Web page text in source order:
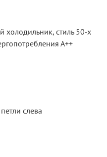
холодильник, стиль 50-х
А++
слева